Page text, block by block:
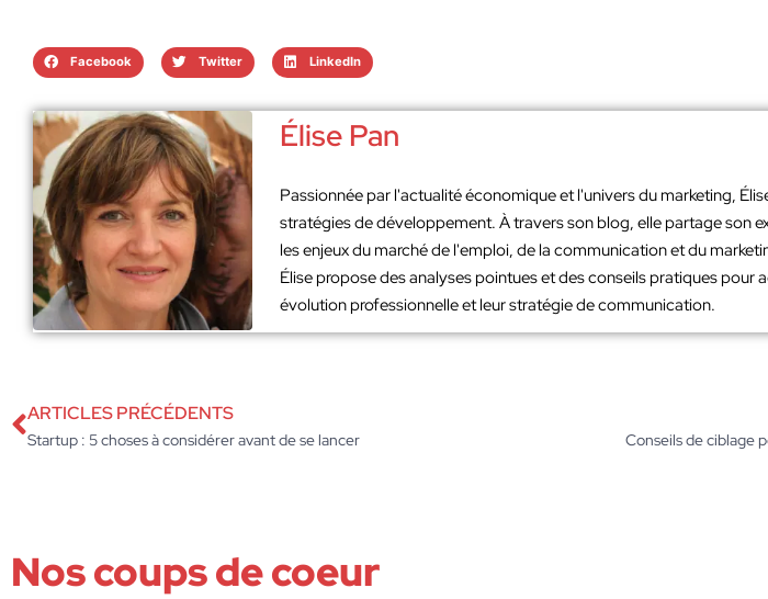
Facebook Twitter LinkedIn
Élise Pan
Passionnée par l'actualité économique et l'univers du marketing,
stratégies de développement. À travers son blog, elle partage son
les enjeux du marché de l'emploi, de la communication et du
Élise propose des analyses pointues et des conseils pratiques pour
évolution professionnelle et leur stratégie de communication.
ARTICLES PRÉCÉDENTS
Startup : 5 choses à considérer avant de se lancer
Nos coups de coeur